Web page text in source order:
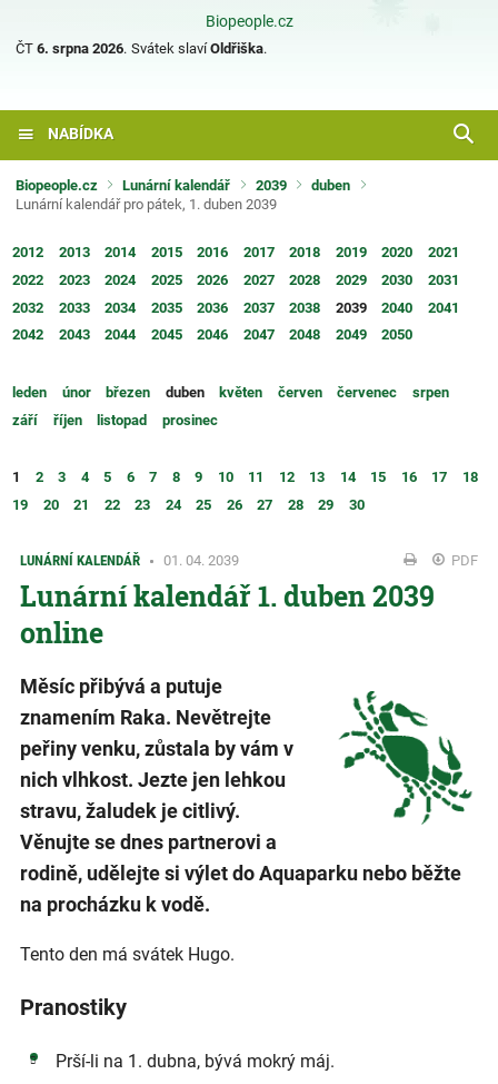
Biopeople.cz
ČT 6. srpna 2026. Svátek slavíOldřiška.
NABÍDKA
Biopeople.cz Lunární kalendář 2039
duben
Lunární kalendář pro pátek, 1. duben 2039
2012 2013 2014 2015 2016 2017 2018 2019 2020
2021
2022
2023 2024 2025 2026 2027 2028 2029 2030
2031
2032
2033 2034 2035 2036 2037 2038 2039 2040
2041
2042
2043 2044 2045 2046 2047 2048 2049 2050
leden únor březen duben květen červen červenec
srpen
září
říjen listopad prosinec
1 2 3 4 5 6 7 8 9 10 11 12 13 14 15 16 17
18
19
20 21 22 23 24 25 26 27 28 29 30
LUNÁRNÍ KALENDÁŘ 01. 04. 2039 PDF
Lunární kalendář 1. duben 2039
online
Měsíc přibývá a putuje
znamením Raka. Nevětrejte
peřiny venku, zůstala by vám v
nich vlhkost. Jezte jen lehkou
stravu, žaludek je citlivý.
Věnujte se dnes partnerovi a
rodině, udělejte si výlet do Aquaparku nebo běžte
na procházku k vodě.
Tento den má svátek Hugo.
Pranostiky
Prší-li na 1. dubna, bývá mokrý máj.